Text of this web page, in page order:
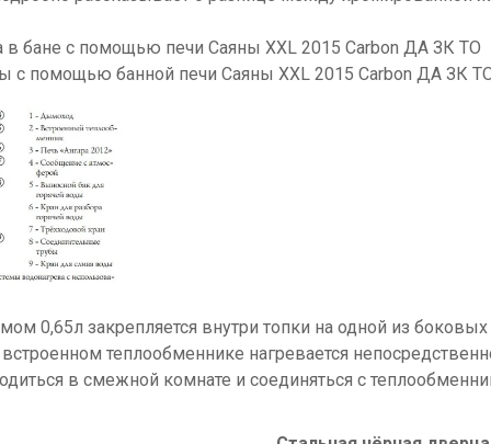
в бане с помощью печи Саяны XXL 2015 Carbon ДА ЗК ТО
с помощью банной печи Саяны XXL 2015 Carbon ДА ЗК
0,65л закрепляется внутри топки на одной из
теплообменнике нагревается
в смежной комнате и соединяться с